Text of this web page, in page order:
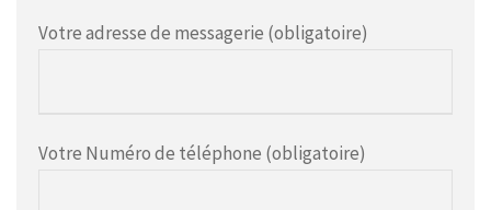
Votre adresse de messagerie (obligatoire)
Votre Numéro de téléphone (obligatoire)